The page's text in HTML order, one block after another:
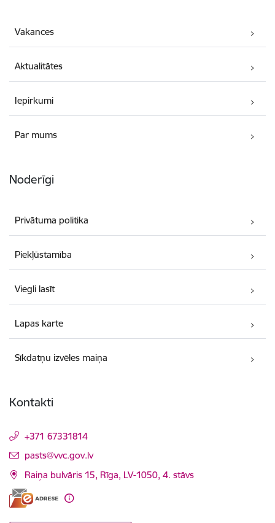
Vakances
Aktualitātes
Iepirkumi
Par mums
Noderīgi
Privātuma politika
Piekļūstamība
Viegli lasīt
Lapas karte
Sīkdatņu izvēles maiņa
Kontakti
+371 67331814
E-pasts:
pasts@vvc.gov.lv
Raiņa bulvāris 15, Rīga, LV-1050, 4. stāvs